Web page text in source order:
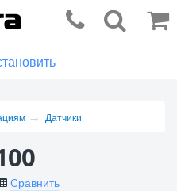
Датчики
Сравнить